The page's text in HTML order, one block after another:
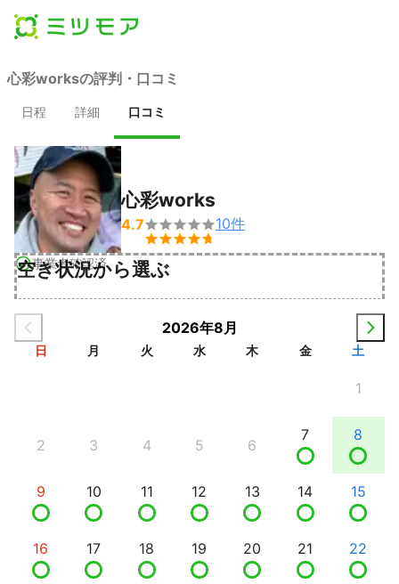
心彩worksの評判・口コミ
日程 詳細 口コミ
事業者確認済
心彩works
4.7

10件
空き状況から選ぶ
2026年8月
日 月 火 水 木 金 土
1
2 3 4 5 6
7 8
9 10 11 12 13 14 15
16 17 18 19 20 21 22